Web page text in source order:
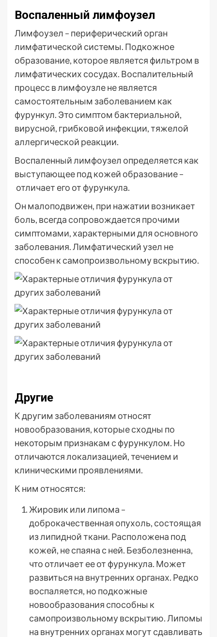
Воспаленный лимфоузел
Лимфоузел – периферический орган
лимфатической системы. Подкожное
образование, которое является фильтром в
лимфатических сосудах. Воспалительный
процесс в лимфоузле не является
самостоятельным заболеванием как
фурункул. Это симптом бактериальной,
вирусной, грибковой инфекции, тяжелой
аллергической реакции.
Воспаленный лимфоузел определяется как
выступающее под кожей образование –
отличает его от фурункула.
Он малоподвижен, при нажатии возникает
боль, всегда сопровождается прочими
симптомами, характерными для основного
заболевания. Лимфатический узел не
способен к самопроизвольному вскрытию.
Другие
К другим заболеваниям относят
новообразования, которые сходны по
некоторым признакам с фурункулом. Но
отличаются локализацией, течением и
клиническими проявлениями.
К ним относятся:
Жировик или липома –
доброкачественная опухоль, состоящая
из липидной ткани. Расположена под
кожей, не спаяна с ней. Безболезненна,
что отличает ее от фурункула. Может
развиться на внутренних органах. Редко
воспаляется, но подкожные
новообразования способны к
самопроизвольному вскрытию. Липомы
на внутренних органах могут сдавливать